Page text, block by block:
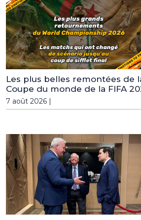
Les plus belles remontées de
Coupe du monde de la FIFA
7 août 2026 |